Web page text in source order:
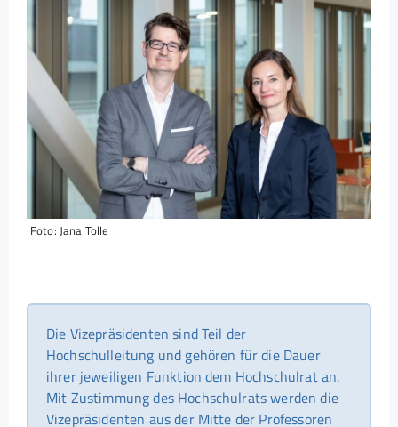
Foto: Jana Tolle
Die Vizepräsidenten sind Teil der
Hochschulleitung und gehören für die Dauer
ihrer jeweiligen Funktion dem Hochschulrat an.
Mit Zustimmung des Hochschulrats werden die
Vizepräsidenten aus der Mitte der Professoren